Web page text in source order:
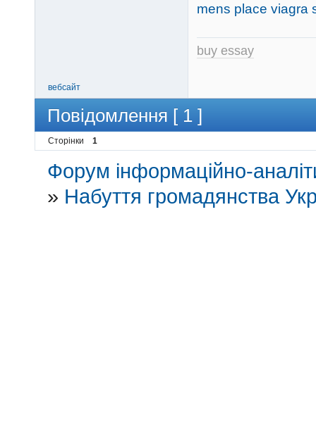
mens place viagra
buy essay
вебсайт
Повідомлення [ 1 ]
Сторінки 1
Форум інформаційно-
» Набуття громадянства